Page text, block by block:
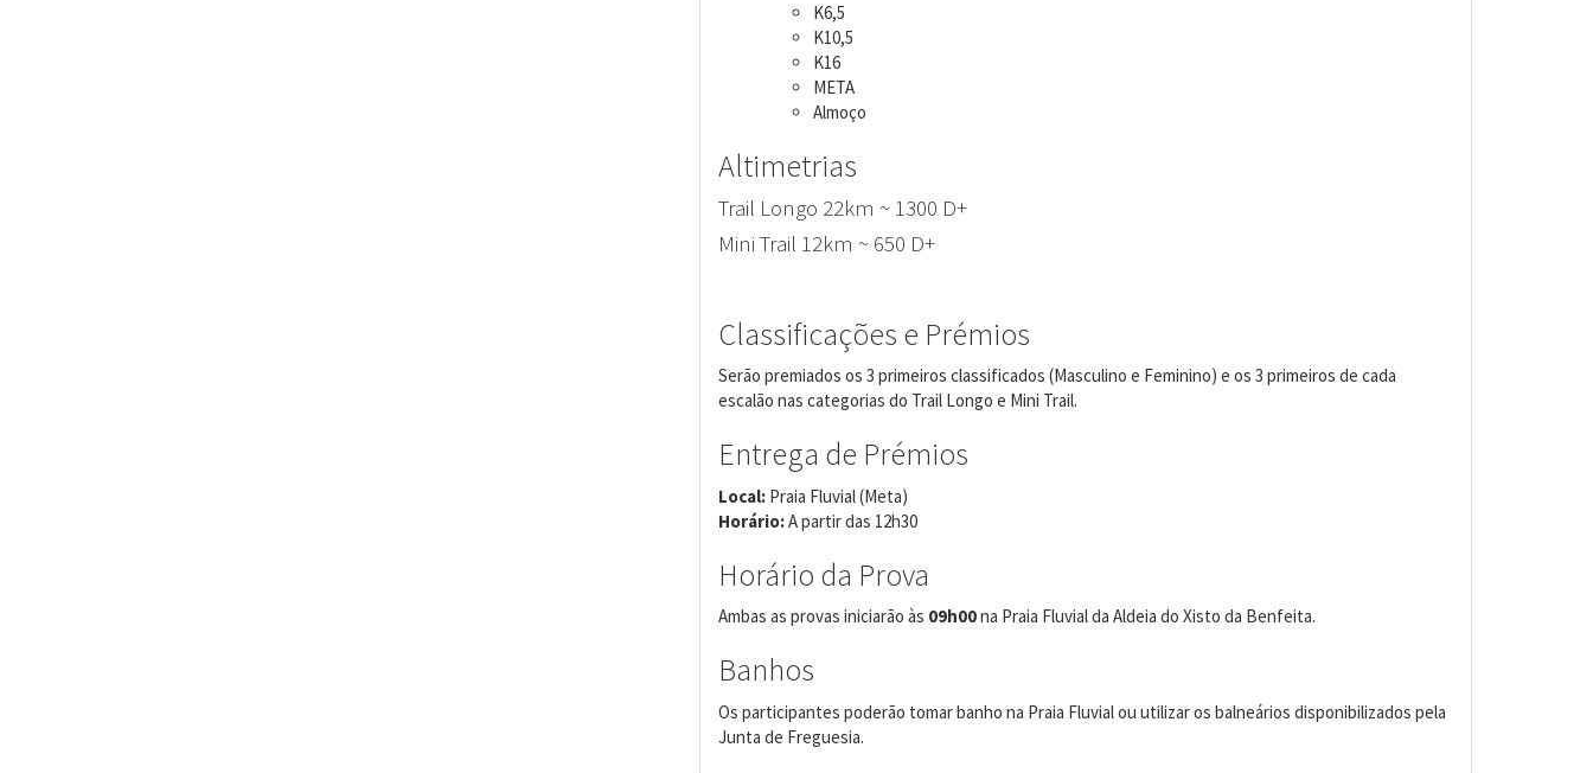
K6,5
K10,5
K16
META
Almoço
Altimetrias
Trail Longo 22km ~ 1300 D+
Mini Trail 12km ~ 650 D+
Classificações e Prémios
Serão premiados os 3 primeiros classificados (Masculino e Feminino) e os 3 primeiros de cada
escalão nas categorias do Trail Longo e Mini Trail.
Entrega de Prémios
Local:Praia Fluvial (Meta)
Horário:A partir das 12h30
Horário da Prova
Ambas as provas iniciarão às 09h00na Praia Fluvial da Aldeia do Xisto da Benfeita.
Banhos
Os participantes poderão tomar banho na Praia Fluvial ou utilizar os balneários disponibilizados pela
Junta de Freguesia.